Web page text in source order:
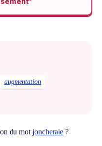
augmentation
du mot joncheraie ?